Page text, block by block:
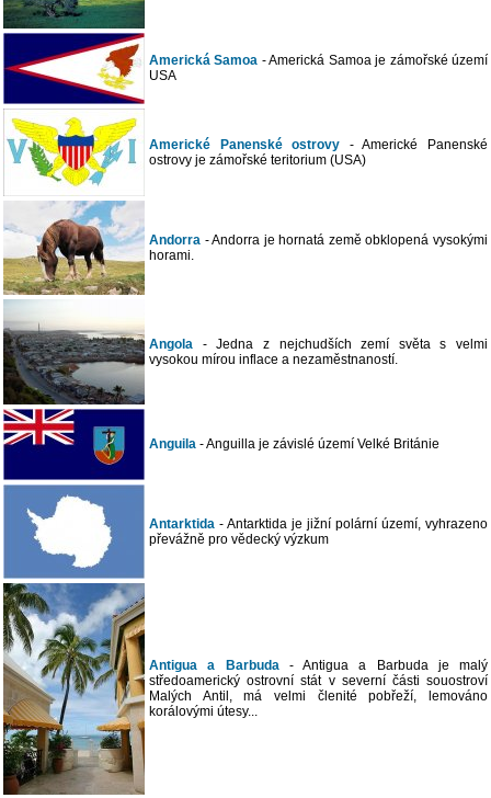
Americká Samoa - Americká Samoa je zámořské území
USA
Americké Panenské ostrovy - Americké Panenské
ostrovy je zámořské teritorium (USA)
Andorra - Andorra je hornatá země obklopená vysokými
horami.
Angola - Jedna z nejchudších zemí světa s velmi
vysokou mírou inflace a nezaměstnaností.
Anguila - Anguilla je závislé území Velké Británie
Antarktida - Antarktida je jižní polární území, vyhrazeno
převážně pro vědecký výzkum
Antigua a Barbuda- Antigua a Barbuda je malý
středoamerický ostrovní stát v severní části souostroví
Malých Antil, má velmi členité pobřeží, lemováno
korálovými útesy...